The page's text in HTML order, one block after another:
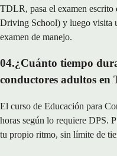
TDLR, pasa el examen
Driving School) y luego visita
examen de manejo.
04.¿Cuánto tiempo
conductores adultos en
El curso de Educación para
horas según lo requiere DPS.
tu propio ritmo, sin límite de